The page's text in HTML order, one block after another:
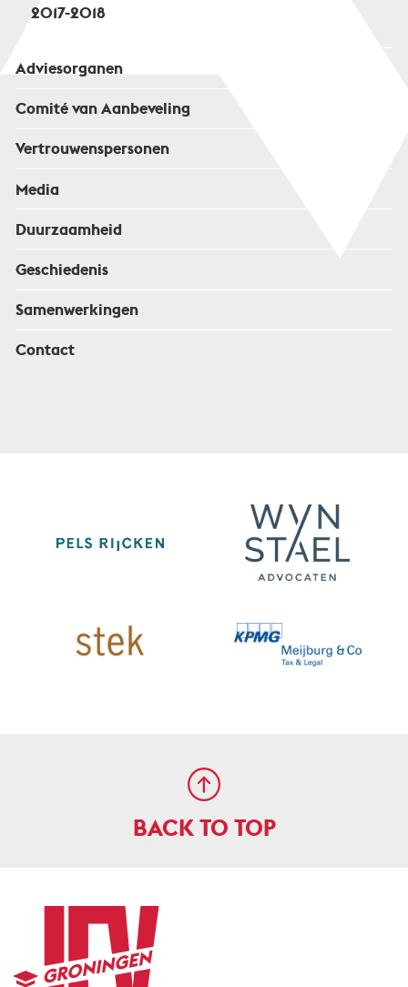
2017-2018
Adviesorganen
Comité van Aanbeveling
Vertrouwenspersonen
Media
Duurzaamheid
Geschiedenis
Samenwerkingen
Contact
BACK TO TOP